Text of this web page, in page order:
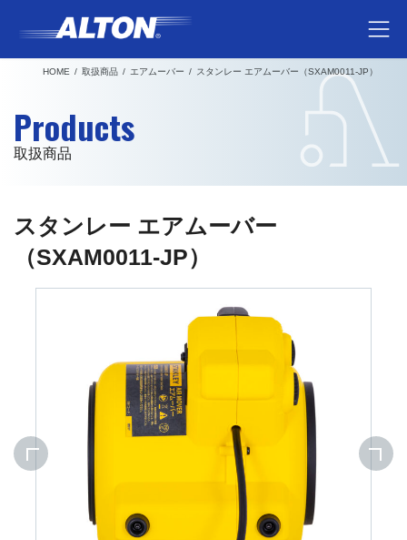
テ
ゲ
HOME 取扱商品 エアムーバー スタンレー エアムーバー（SXAM0011-JP）
Products
取扱商品
スタンレー エアムーバー
（SXAM0011-JP）